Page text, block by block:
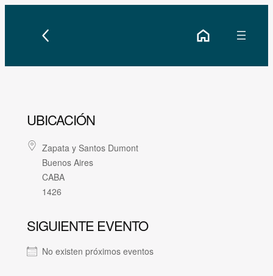
contenido
UBICACIÓN
Zapata y Santos Dumont
Buenos Aires
CABA
1426
SIGUIENTE EVENTO
No existen próximos eventos